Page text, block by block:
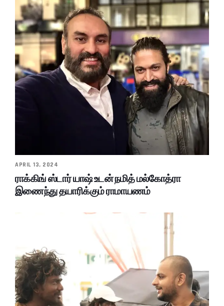
APRIL 13, 2024
ராக்கிங் ஸ்டார் யாஷ் உடன் நமித் மல்கோத்ரா
இணைந்து தயாரிக்கும் ராமாயணம்